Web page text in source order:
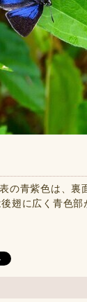
の青紫色は、裏
翅に広く青色